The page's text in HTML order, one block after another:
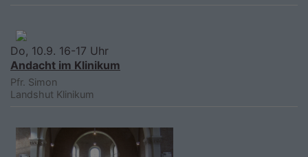
Do, 10.9. 16-17 Uhr
Andacht im Klinikum
Pfr. Simon
Landshut Klinikum